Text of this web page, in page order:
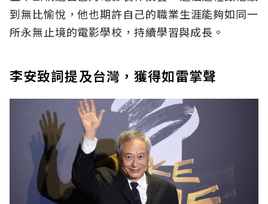
到無比愉悅，他也期許自己的職業生涯能夠如同一
所永無止境的電影學校，持續學習與成長。
李安致詞提及台灣，獲得如雷掌聲